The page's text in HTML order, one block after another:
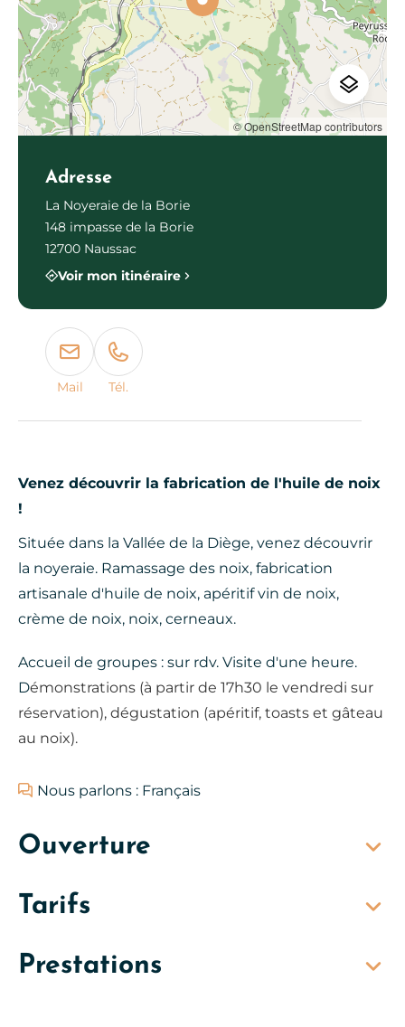
Venez découvrir la fabrication de l'huile de noix
!
Située dans la Vallée de la Diège, venez découvrir
la noyeraie. Ramassage des noix, fabrication
artisanale d'huile de noix, apéritif vin de noix,
crème de noix, noix, cerneaux.
Accueil de groupes : sur rdv. Visite d'une heure.
Démonstrations (à partir de 17h30 le vendredi sur
réservation), dégustation (apéritif, toasts et gâteau
au noix).
Nous parlons : Français
Ouverture
Tarifs
Prestations
© OpenStreetMap contributors
Adresse
La Noyeraie de la Borie
148 impasse de la Borie
12700 Naussac
Voir mon itinéraire
Mail Tél.